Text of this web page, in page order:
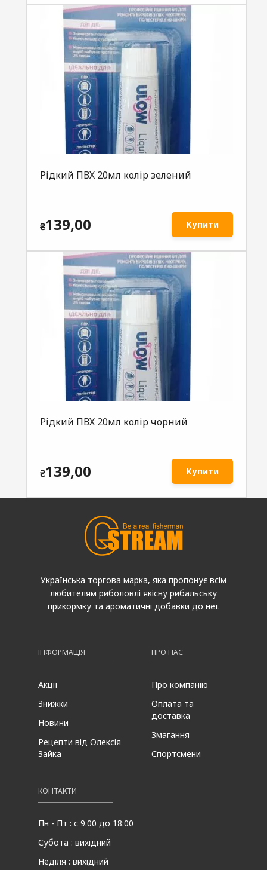
Рідкий ПВХ 20мл колір зелений
₴139,00 Купити
Рідкий ПВХ 20мл колір чорний
₴139,00 Купити
Українська торгова марка, яка пропонує всім
любителям риболовлі якісну рибальську
прикормку та ароматичні добавки до неї.
ІНФОРМАЦІЯ
Акції
Знижки
Новини
Рецепти від Олексія
Зайка
ПРО НАС
Про компанію
Оплата та
доставка
Змагання
Спортсмени
КОНТАКТИ
Пн - Пт : с 9.00 до 18:00
Субота : вихідний
Неділя : вихідний